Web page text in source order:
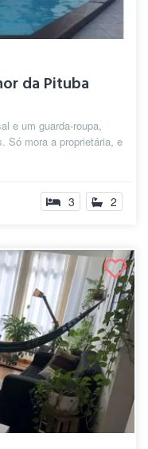
da Pituba
e um guarda-roupa,
Só mora a proprietária, e
3 2